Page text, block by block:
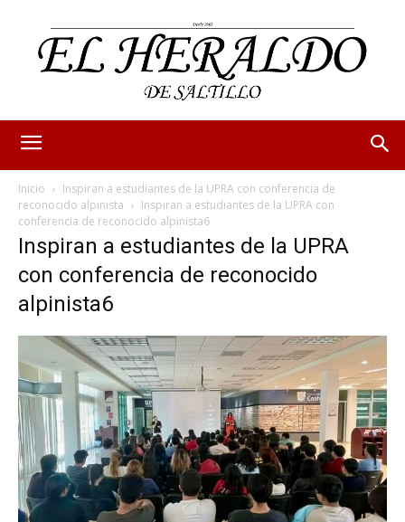
Inicio
Inspiran a estudiantes de la UPRA con conferencia de
reconocido alpinista
Inspiran a estudiantes de la UPRA con
conferencia de reconocido alpinista6
Inspiran a estudiantes de la UPRA
con conferencia de reconocido
alpinista6